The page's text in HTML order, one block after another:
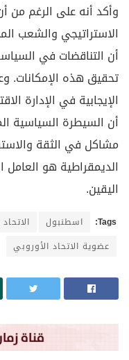
وأكد أنه على الرغم من
الاستراتيجي والشعب
أن التناقضات في
تحقيق هذه الإمكانات.
الإيجابية في الإدارة
أن السيطرة السياسية
مشاكل في الثقة
الديمقراطية هو
اليقين.
Tags: اسطنبول
عضوية الاتحاد الأوروبي